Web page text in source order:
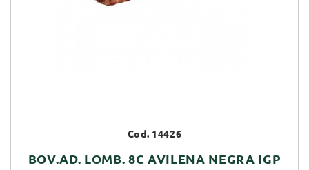
Cod. 14426
BOV.AD. LOMB. 8C AVILENA NEGRA IGP